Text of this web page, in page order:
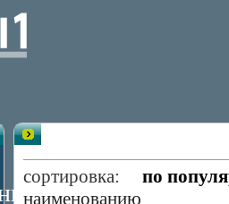
сортировка: по
наименованию